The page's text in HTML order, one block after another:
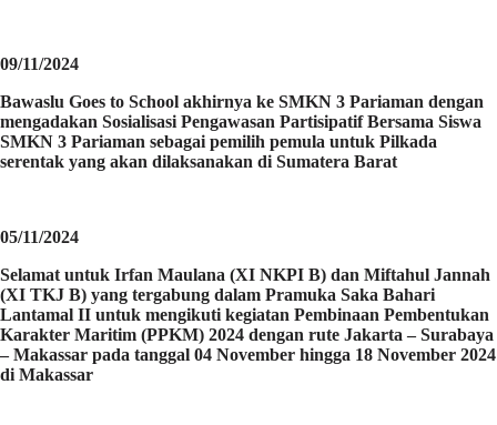
09/11/2024
Bawaslu Goes to School akhirnya ke SMKN 3 Pariaman dengan
mengadakan Sosialisasi Pengawasan Partisipatif Bersama Siswa
SMKN 3 Pariaman sebagai pemilih pemula untuk Pilkada
serentak yang akan dilaksanakan di Sumatera Barat
05/11/2024
Selamat untuk Irfan Maulana (XI NKPI B) dan Miftahul Jannah
(XI TKJ B) yang tergabung dalam Pramuka Saka Bahari
Lantamal II untuk mengikuti kegiatan Pembinaan Pembentukan
Karakter Maritim (PPKM) 2024 dengan rute Jakarta – Surabaya
– Makassar pada tanggal 04 November hingga 18 November 2024
di Makassar